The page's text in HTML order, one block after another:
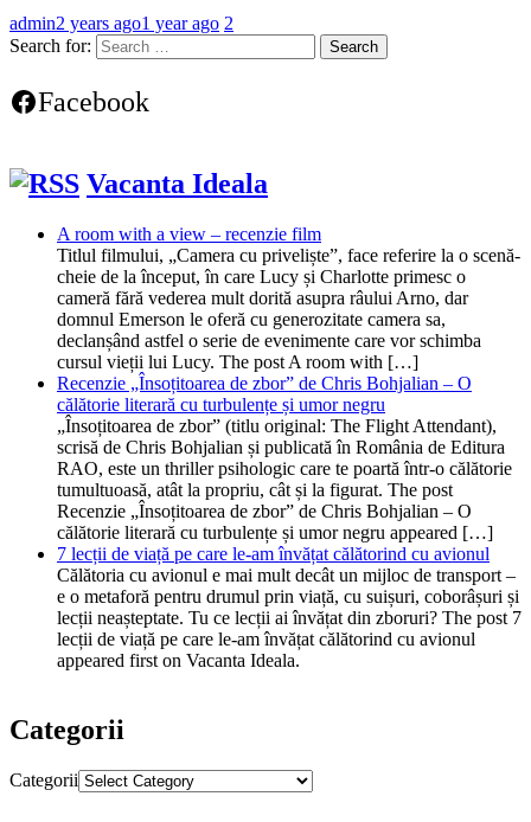
admin2 years ago1 year ago 2
Search for:
Facebook
Vacanta Ideala
A room with a view – recenzie film
Titlul filmului, „Camera cu priveliște”, face referire la o scenă-
cheie de la început, în care Lucy și Charlotte primesc o
cameră fără vederea mult dorită asupra râului Arno, dar
domnul Emerson le oferă cu generozitate camera sa,
declanșând astfel o serie de evenimente care vor schimba
cursul vieții lui Lucy. The post A room with […]
Recenzie „Însoțitoarea de zbor” de Chris Bohjalian – O
călătorie literară cu turbulențe și umor negru
„Însoțitoarea de zbor” (titlu original: The Flight Attendant),
scrisă de Chris Bohjalian și publicată în România de Editura
RAO, este un thriller psihologic care te poartă într-o călătorie
tumultuoasă, atât la propriu, cât și la figurat. The post
Recenzie „Însoțitoarea de zbor” de Chris Bohjalian – O
călătorie literară cu turbulențe și umor negru appeared […]
7 lecții de viață pe care le-am învățat călătorind cu avionul
Călătoria cu avionul e mai mult decât un mijloc de transport –
e o metaforă pentru drumul prin viață, cu suișuri, coborâșuri și
lecții neașteptate. Tu ce lecții ai învățat din zboruri? The post 7
lecții de viață pe care le-am învățat călătorind cu avionul
appeared first on Vacanta Ideala.
Categorii
Categorii